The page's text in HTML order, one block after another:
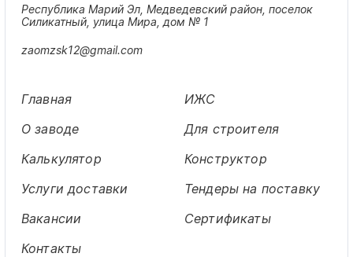
Главная
ИЖС
О заводе
Для строителя
Калькулятор
Конструктор
Услуги доставки
Тендеры на поставку
Вакансии
Сертификаты
Контакты
zaomzsk12@gmail.com
Республика Марий Эл, Медведевский район, поселок
Силикатный, улица Мира, дом № 1